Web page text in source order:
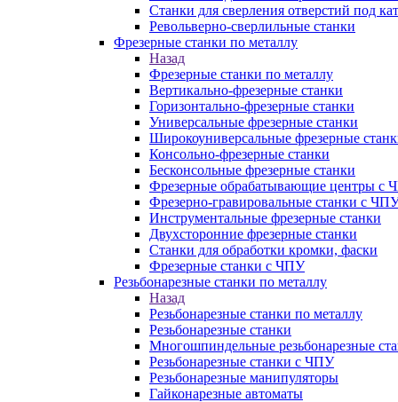
Станки для сверления отверстий под
Револьверно-сверлильные станки
Фрезерные станки по металлу
Назад
Фрезерные станки по металлу
Вертикально-фрезерные станки
Горизонтально-фрезерные станки
Универсальные фрезерные станки
Широкоуниверсальные фрезерные
Консольно-фрезерные станки
Бесконсольные фрезерные станки
Фрезерные обрабатывающие центры с
Фрезерно-гравировальные станки с
Инструментальные фрезерные станки
Двухсторонние фрезерные станки
Станки для обработки кромки, фаски
Фрезерные станки с ЧПУ
Резьбонарезные станки по металлу
Назад
Резьбонарезные станки по металлу
Резьбонарезные станки
Многошпиндельные резьбонарезные
Резьбонарезные станки с ЧПУ
Резьбонарезные манипуляторы
Гайконарезные автоматы